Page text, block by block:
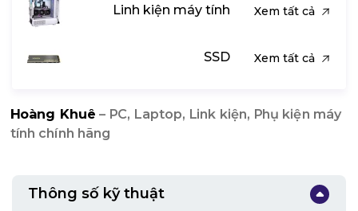
Linh kiện máy tính Xem tất cả
SSD Xem tất cả
Hoàng Khuê – PC, Laptop, Link kiện, Phụ kiện máy
tính chính hãng
Thông số kỹ thuật